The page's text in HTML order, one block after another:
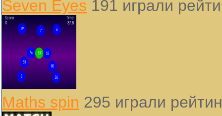
Seven Eyes 191 играли
Maths spin 295 играли